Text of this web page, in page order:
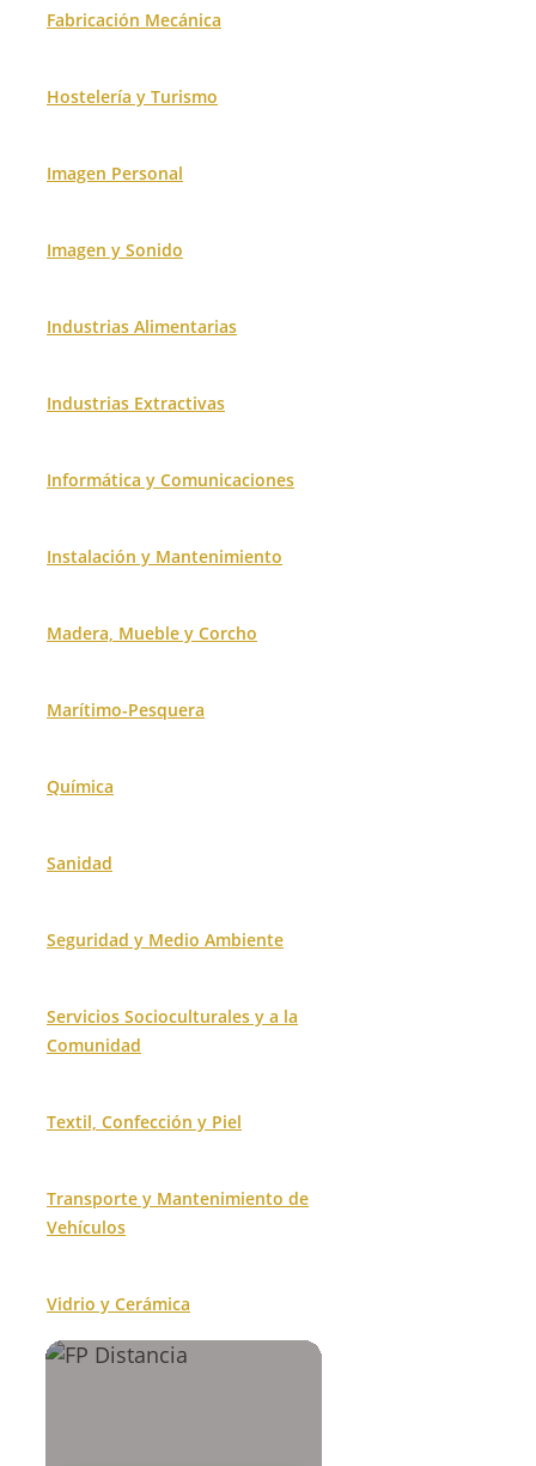
Fabricación Mecánica
Hostelería y Turismo
Imagen Personal
Imagen y Sonido
Industrias Alimentarias
Industrias Extractivas
Informática y Comunicaciones
Instalación y Mantenimiento
Madera, Mueble y Corcho
Marítimo-Pesquera
Química
Sanidad
Seguridad y Medio Ambiente
Servicios Socioculturales y a la
Comunidad
Textil, Confección y Piel
Transporte y Mantenimiento de
Vehículos
Vidrio y Cerámica